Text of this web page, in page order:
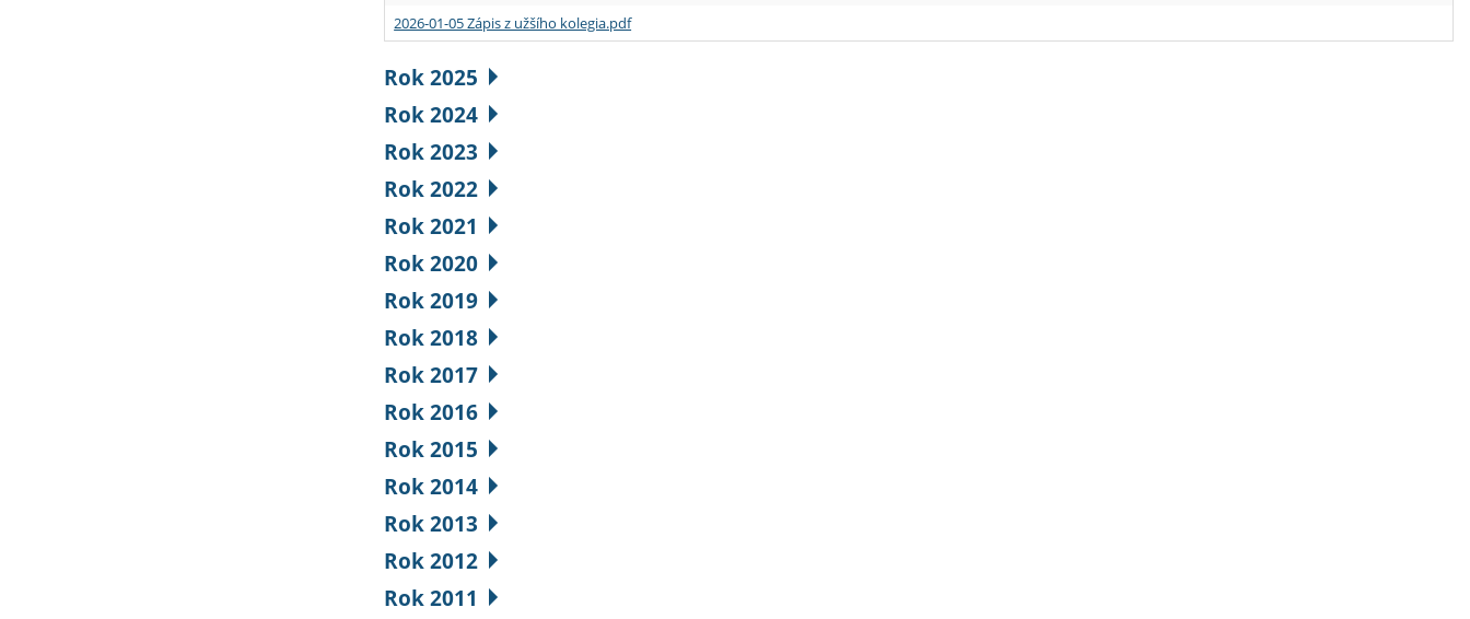
2026-01-05 Zápis z užšího kolegia.pdf
Rok 2025
Rok 2024
Rok 2023
Rok 2022
Rok 2021
Rok 2020
Rok 2019
Rok 2018
Rok 2017
Rok 2016
Rok 2015
Rok 2014
Rok 2013
Rok 2012
Rok 2011